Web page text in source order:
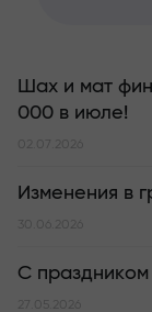
Шах и мат
000 в июле!
02.07.2026
Изменения в
30.06.2026
С
27.05.2026